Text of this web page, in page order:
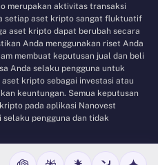
merupakan aktivitas transaksi
setiap aset kripto sangat fluktuatif
aset kripto dapat berubah secara
Anda menggunakan riset Anda
membuat keputusan jual dan beli
Anda selaku pengguna untuk
kripto sebagai investasi atau
keuntungan. Semua keputusan
pada aplikasi Nanovest
pengguna dan tidak